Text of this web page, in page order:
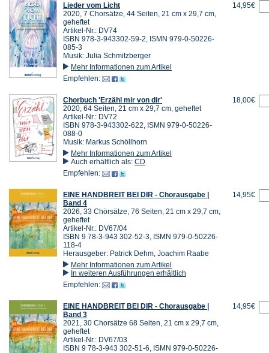
Lieder vom Licht
2020, 7 Chorsätze, 44 Seiten, 21 cm x 29,7 cm,
geheftet
Artikel-Nr.: DV74
ISBN 978-3-943302-59-2, ISMN 979-0-50226-
085-3
Musik: Julia Schmitzberger
Mehr Informationen zum Artikel
Empfehlen:
14,95€
Chorbuch 'Erzähl mir von dir'
2020, 64 Seiten, 21 cm x 29,7 cm, geheftet
Artikel-Nr.: DV72
ISBN 978-3-943302-622, ISMN 979-0-50226-
088-0
Musik: Markus Schöllhorn
Mehr Informationen zum Artikel
Auch erhältlich als: CD
Empfehlen:
18,00€
EINE HANDBREIT BEI DIR - Chorausgabe |
Band 4
2026, 33 Chörsätze, 76 Seiten, 21 cm x 29,7 cm,
geheftet
Artikel-Nr.: DV67/04
ISBN 9 78-3-943 302-52-3, ISMN 979-0-50226-
118-4
Herausgeber: Patrick Dehm, Joachim Raabe
Mehr Informationen zum Artikel
In weiteren Ausführungen erhältlich
Empfehlen:
14,95€
EINE HANDBREIT BEI DIR - Chorausgabe |
Band 3
2021, 30 Chorsätze 68 Seiten, 21 cm x 29,7 cm,
geheftet
Artikel-Nr.: DV67/03
ISBN 9 78-3-943 302-51-6, ISMN 979-0-50226-
14,95€